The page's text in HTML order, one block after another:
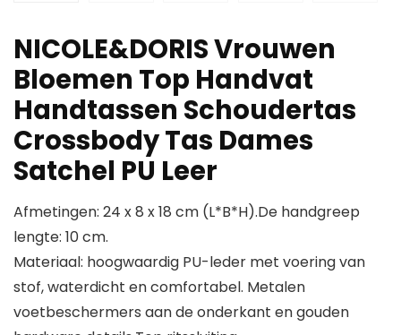
NICOLE&DORIS Vrouwen
Bloemen Top Handvat
Handtassen Schoudertas
Crossbody Tas Dames
Satchel PU Leer
Afmetingen: 24 x 8 x 18 cm (L*B*H).De handgreep
lengte: 10 cm.
Materiaal: hoogwaardig PU-leder met voering van
stof, waterdicht en comfortabel. Metalen
voetbeschermers aan de onderkant en gouden